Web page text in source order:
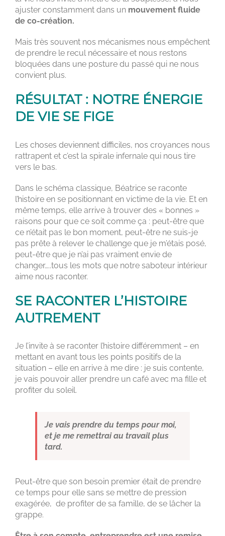
ajuster constamment dans un mouvement fluide
de co-création.
Mais très souvent nos mécanismes nous empêchent
de prendre le recul nécessaire et nous restons
bloquées dans une posture du passé qui ne nous
convient plus.
RÉSULTAT : NOTRE ÉNERGIE
DE VIE SE FIGE
Les choses deviennent difficiles, nos croyances nous
rattrapent et c’est la spirale infernale qui nous tire
vers le bas.
Dans le schéma classique, Béatrice se raconte
l’histoire en se positionnant en victime de la vie. Et en
même temps, elle arrive à trouver des « bonnes »
raisons pour que ce soit comme ça : peut-être que
ce n’était pas le bon moment, peut-être ne suis-je
pas prête à relever le challenge que je m’étais posé,
peut-être que je n’ai pas vraiment envie de
changer…..tous les mots que notre saboteur intérieur
aime nous raconter.
SE RACONTER L’HISTOIRE
AUTREMENT
Je l’invite à se raconter l’histoire différemment – en
mettant en avant tous les points positifs de la
situation – elle en arrive à me dire : je suis contente,
je vais pouvoir aller prendre un café avec ma fille et
profiter du soleil.
Je vais prendre du temps pour moi,
et je me remettrai au travail plus
tard.
Peut-être que son besoin premier était de prendre
ce temps pour elle sans se mettre de pression
exagérée, de profiter de sa famille, de se lâcher la
grappe.